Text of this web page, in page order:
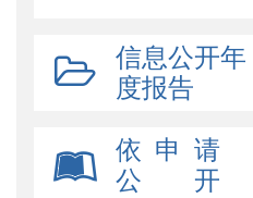
信息公开年
度报告
依 申 请
公 开